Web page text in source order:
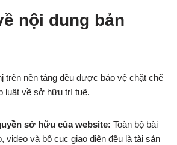
nội dung bản
trên nền tảng đều được bảo vệ chặt chẽ
luật về sở hữu trí tuệ.
sở hữu của website: Toàn bộ bài
video và bố cục giao diện đều là tài sản